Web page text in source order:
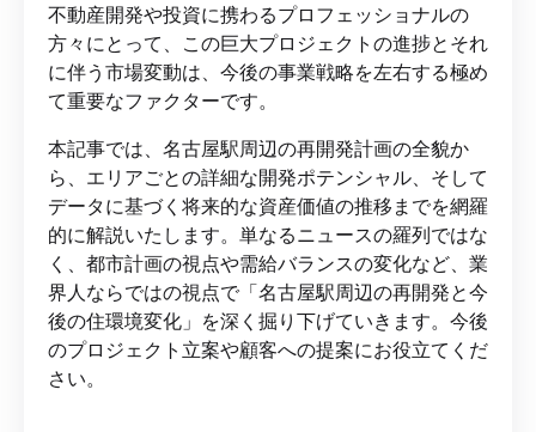
不動産開発や投資に携わるプロフェッショナルの
方々にとって、この巨大プロジェクトの進捗とそれ
に伴う市場変動は、今後の事業戦略を左右する極め
て重要なファクターです。
本記事では、名古屋駅周辺の再開発計画の全貌か
ら、エリアごとの詳細な開発ポテンシャル、そして
データに基づく将来的な資産価値の推移までを網羅
的に解説いたします。単なるニュースの羅列ではな
く、都市計画の視点や需給バランスの変化など、業
界人ならではの視点で「名古屋駅周辺の再開発と今
後の住環境変化」を深く掘り下げていきます。今後
のプロジェクト立案や顧客への提案にお役立てくだ
さい。